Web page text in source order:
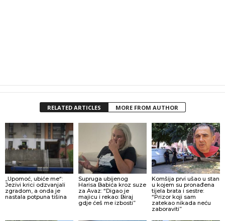
RELATED ARTICLES MORE FROM AUTHOR
„Upomoć, ubiće me“:
Jezivi krici odzvanjali
zgradom, a onda je
nastala potpuna tišina
Supruga ubijenog
Harisa Babića kroz suze
za Avaz: “Digao je
majicu i rekao: Biraj
gdje ćeš me izbosti”
Komšija prvi ušao u stan
u kojem su pronađena
tijela brata i sestre:
“Prizor koji sam
zatekao nikada neću
zaboraviti”